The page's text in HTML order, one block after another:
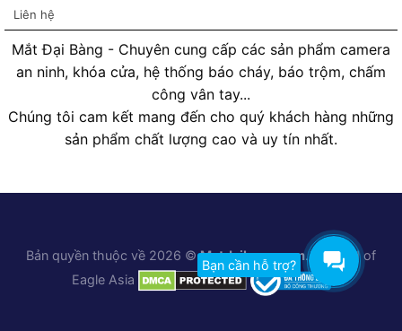
Liên hệ
Mắt Đại Bàng - Chuyên cung cấp các sản phẩm camera
an ninh, khóa cửa, hệ thống báo cháy, báo trộm, chấm
công vân tay...
Chúng tôi cam kết mang đến cho quý khách hàng những
sản phẩm chất lượng cao và uy tín nhất.
Bạn cần hỗ trợ?
Bản quyền thuộc về 2026 ©Matdaibang.com. A brand of
Eagle Asia